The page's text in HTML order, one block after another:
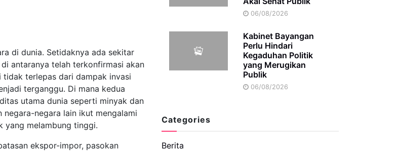
di dunia. Setidaknya ada sekitar
antaranya telah terkonfirmasi akan
terlepas dari dampak invasi
terganggu. Di mana kedua
utama dunia seperti minyak dan
negara lain ikut mengalami
yang melambung tinggi.
ekspor-impor, pasokan
06/08/2026
Kabinet Bayangan
Perlu Hindari
Kegaduhan Politik
yang Merugikan
Publik
06/08/2026
Categories
Berita